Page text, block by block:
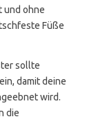
und ohne
Füße
sollte
damit deine
wird.
die